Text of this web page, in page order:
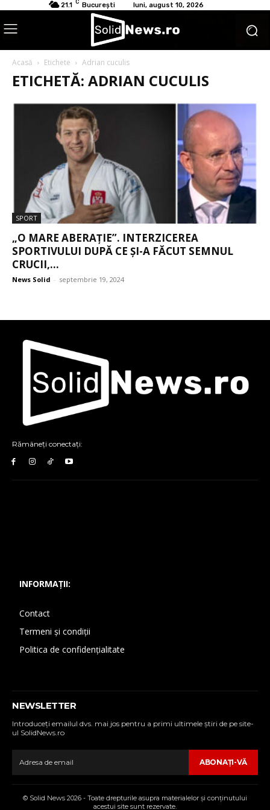
21.1 C București luni, august 10, 2026
Acasă Etichete Adrian cuculis
ETICHETĂ: ADRIAN CUCULIS
SPORT
„O MARE ABERAȚIE”. INTERZICEREA
SPORTIVULUI DUPĂ CE ȘI-A FĂCUT SEMNUL
CRUCII,...
News Solid - septembrie 19, 2024
Rămâneți conectați:
INFORMAȚII:
Contact
Termeni și condiții
Politica de confidențialitate
NEWSLETTER
Introduceţi emailul dvs. mai jos pentru a primi ultimele ştiri de pe site-
ul SolidNews.ro
ABONAŢI-VĂ
© Solid News 2026 - Toate drepturile asupra materialelor şi conţinutului
acestui site sunt rezervate.